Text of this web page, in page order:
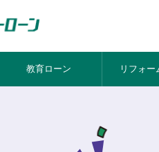
教育ローン リフォー